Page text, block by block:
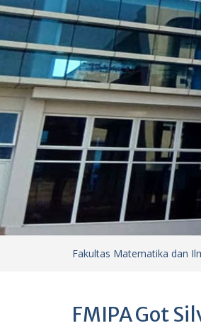
Fakultas Matematika dan
FMIPA Got